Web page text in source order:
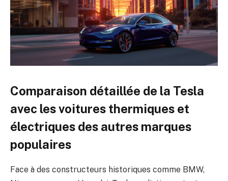
Comparaison détaillée de la Tesla
avec les voitures thermiques et
électriques des autres marques
populaires
Face à des constructeurs historiques comme BMW,